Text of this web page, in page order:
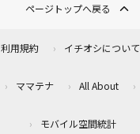
ページトップへ戻る
利用規約 イチオシについて
ママテナ All About
モバイル空間統計